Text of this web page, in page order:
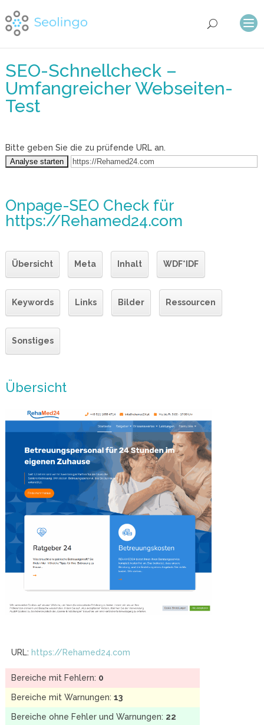
SEO-Schnellcheck –
Umfangreicher Webseiten-
Test
Bitte geben Sie die zu prüfende URL an.
Onpage-SEO Checkfür
https://Rehamed24.com
Übersicht Meta Inhalt WDF*IDF
Keywords Links Bilder Ressourcen
Sonstiges
Übersicht
URL: https://Rehamed24.com
Bereiche mit Fehlern: 0
Bereiche mit Warnungen: 13
Bereiche ohne Fehler und Warnungen: 22